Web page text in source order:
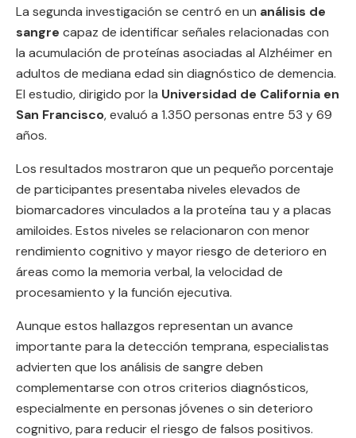
La segunda investigación se centró en un análisis de
sangre capaz de identificar señales relacionadas con
la acumulación de proteínas asociadas al Alzhéimer en
adultos de mediana edad sin diagnóstico de demencia.
El estudio, dirigido por la Universidad de California en
San Francisco, evaluó a 1.350 personas entre 53 y 69
años.
Los resultados mostraron que un pequeño porcentaje
de participantes presentaba niveles elevados de
biomarcadores vinculados a la proteína tau y a placas
amiloides. Estos niveles se relacionaron con menor
rendimiento cognitivo y mayor riesgo de deterioro en
áreas como la memoria verbal, la velocidad de
procesamiento y la función ejecutiva.
Aunque estos hallazgos representan un avance
importante para la detección temprana, especialistas
advierten que los análisis de sangre deben
complementarse con otros criterios diagnósticos,
especialmente en personas jóvenes o sin deterioro
cognitivo, para reducir el riesgo de falsos positivos.